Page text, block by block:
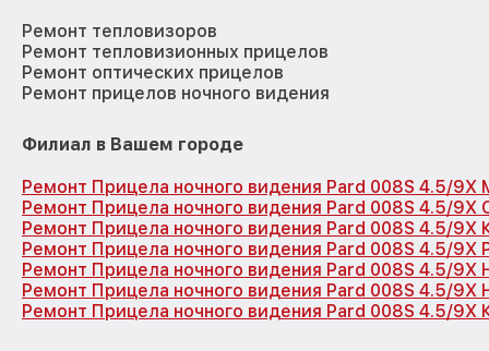
Ремонт тепловизоров
Ремонт тепловизионных прицелов
Ремонт оптических прицелов
Ремонт прицелов ночного видения
Филиал в Вашем городе
Ремонт Прицела ночного видения Pard 008S 4.5/9X
Ремонт Прицела ночного видения Pard 008S 4.5/9X
Ремонт Прицела ночного видения Pard 008S 4.5/9X
Ремонт Прицела ночного видения Pard 008S 4.5/9X
Ремонт Прицела ночного видения Pard 008S 4.5/9X
Ремонт Прицела ночного видения Pard 008S 4.5/9X
Ремонт Прицела ночного видения Pard 008S 4.5/9X